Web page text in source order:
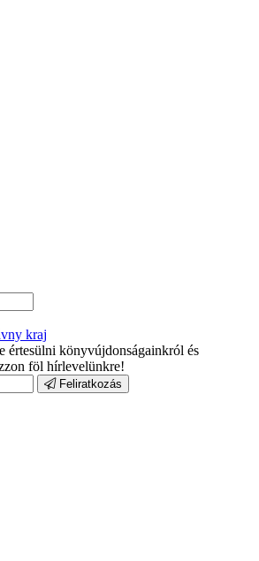
értesülni könyvújdonságainkról és
föl hírlevelünkre!
Feliratkozás